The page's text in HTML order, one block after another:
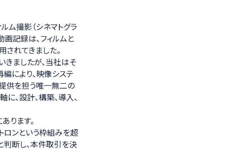
ム撮影（シネマトグラ
記録は、フィルムと
れてきました。
きましたが、当社はそ
により、映像システ
供を担う唯一無二の
、設計、構築、導入、
ります。
ロンという枠組みを超
判断し、本件取引を決